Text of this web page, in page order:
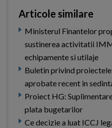
Articole similare
Ministerul Finantelor
sustinerea activitatii
echipamente si utilaje
Buletin privind
aprobate recent in
Proiect HG:
plata bugetarilor
Ce decizie a luat ICCJ